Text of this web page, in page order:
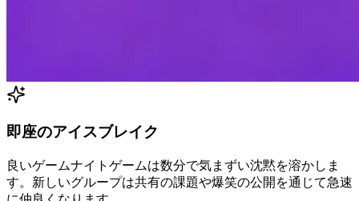
即座のアイスブレイク
良いゲームナイトゲームは数分で気まずい沈黙を溶かしま
す。新しいグループは共有の課題や爆笑の公開を通じて急速